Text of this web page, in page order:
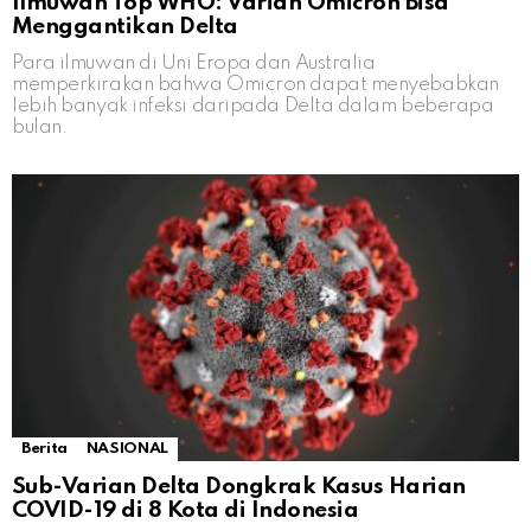
Menggantikan Delta
Para ilmuwan di Uni Eropa dan Australia
memperkirakan bahwa Omicron dapat menyebabkan
lebih banyak infeksi daripada Delta dalam beberapa
bulan.
Berita NASIONAL
Sub-Varian Delta Dongkrak Kasus Harian
COVID-19 di 8 Kota di Indonesia